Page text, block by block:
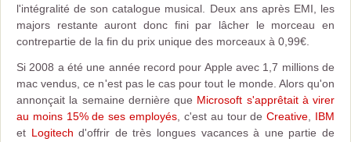
l'intégralité de son catalogue musical. Deux ans après EMI, les
majors restante auront donc fini par lâcher le morceau en
contrepartie de la fin du prix unique des morceaux à 0,99€.
Si 2008 a été une année record pour Apple avec 1,7 millions de
mac vendus, ce n'est pas le cas pour tout le monde. Alors qu'on
annonçait la semaine dernière que Microsoft s'apprêtait à virer
au moins 15% de ses employés , c'est au tour deCreative
IBM
et Logitech d'offrir de très longues vacances à une partie de